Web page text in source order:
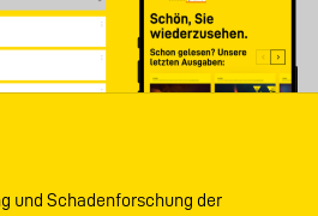
und Schadenforschung der